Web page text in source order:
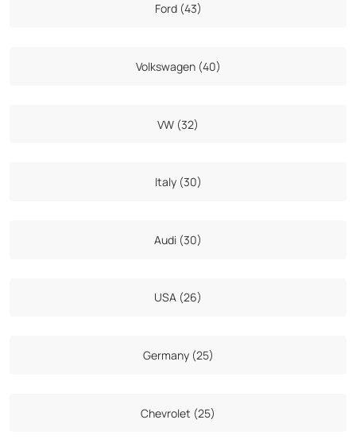
Ford (43)
Volkswagen (40)
VW (32)
Italy (30)
Audi (30)
USA (26)
Germany (25)
Chevrolet (25)